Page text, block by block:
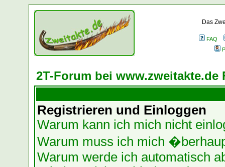
Das
FAQ
2T-Forum bei
Registrieren und Einloggen
Warum kann ich mich nicht
Warum muss ich mich
Warum werde ich automatisch